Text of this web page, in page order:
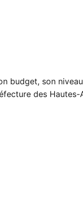
budget, son
des Hautes-